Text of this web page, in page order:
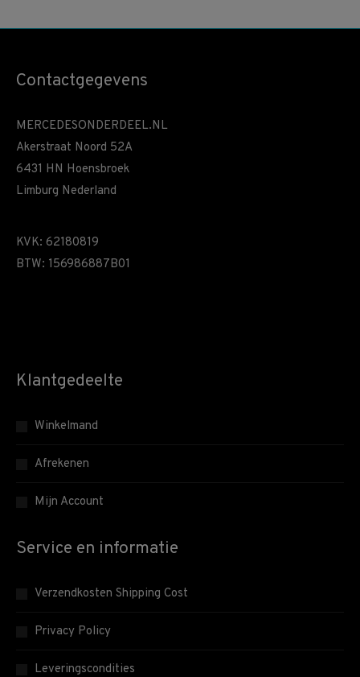
Contactgegevens
MERCEDESONDERDEEL.NL
Akerstraat Noord 52A
6431 HN Hoensbroek
Limburg Nederland
KVK: 62180819
BTW: 156986887B01
Klantgedeelte
Winkelmand
Afrekenen
Mijn Account
Service en informatie
Verzendkosten Shipping Cost
Privacy Policy
Leveringscondities